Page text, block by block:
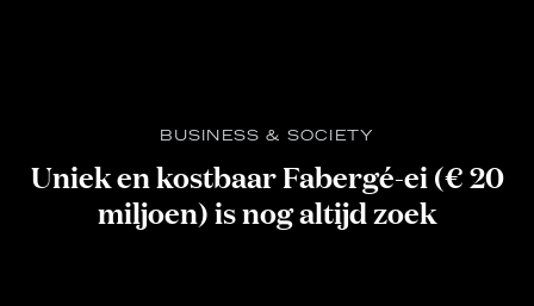
BUSINESS & SOCIETY
Uniek en kostbaar Fabergé-ei (€ 20
miljoen) is nog altijd zoek